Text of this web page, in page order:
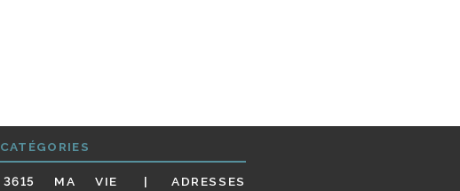
CATÉGORIES
3615 MA VIE
ADRESSES